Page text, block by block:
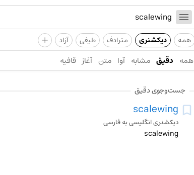
همه دیکشنری مترادف طیفی آزاد +
همه دقیق مشابه آوا متن آغاز قافیه
جست‌وجوی دقیق
scalewing
دیکشنری انگلیسی به فارسی
scalewing